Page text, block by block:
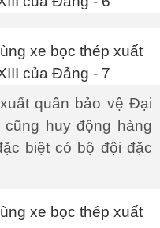
quân bảo vệ Đại
huy động hàng
biệt có bộ đội đặc